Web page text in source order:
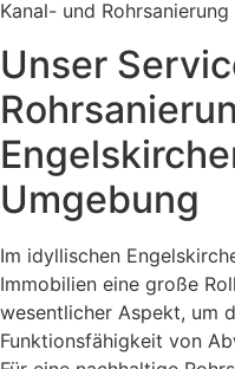
Kanal- und
Unser
Umgebung
Im idyllischen
Immobilien eine große
wesentlicher Aspekt, um
Funktionsfähigkeit von